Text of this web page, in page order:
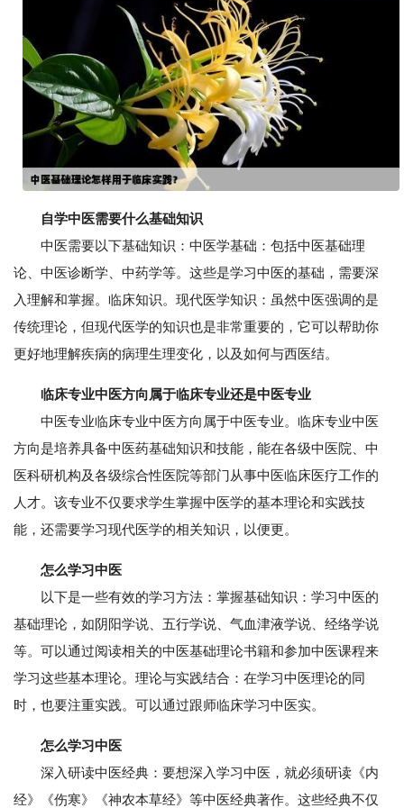
自学中医需要什么基础知识
中医需要以下基础知识：中医学基础：包括中医基础理
论、中医诊断学、中药学等。这些是学习中医的基础，需要深
入理解和掌握。临床知识。现代医学知识：虽然中医强调的是
传统理论，但现代医学的知识也是非常重要的，它可以帮助你
更好地理解疾病的病理生理变化，以及如何与西医结。
临床专业中医方向属于临床专业还是中医专业
中医专业临床专业中医方向属于中医专业。临床专业中医
方向是培养具备中医药基础知识和技能，能在各级中医院、中
医科研机构及各级综合性医院等部门从事中医临床医疗工作的
人才。该专业不仅要求学生掌握中医学的基本理论和实践技
能，还需要学习现代医学的相关知识，以便更。
怎么学习中医
以下是一些有效的学习方法：掌握基础知识：学习中医的
基础理论，如阴阳学说、五行学说、气血津液学说、经络学说
等。可以通过阅读相关的中医基础理论书籍和参加中医课程来
学习这些基本理论。理论与实践结合：在学习中医理论的同
时，也要注重实践。可以通过跟师临床学习中医实。
怎么学习中医
深入研读中医经典：要想深入学习中医，就必须研读《内
经》《伤寒》《神农本草经》等中医经典著作。这些经典不仅